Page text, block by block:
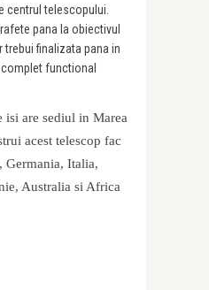
centrul telescopului.
pana la obiectivul
trebui finalizata pana in
functional
are sediul in Marea
acest telescop fac
Germania, Italia,
Australia si Africa